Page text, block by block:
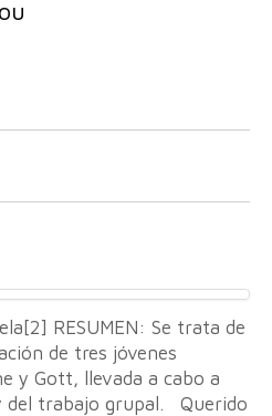
RESUMEN: Se trata de
de tres jóvenes
y Gott, llevada a cabo a
del trabajo grupal. Querido